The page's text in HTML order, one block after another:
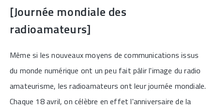
[Journée mondiale des
radioamateurs]
Même si les nouveaux moyens de communications issus
du monde numérique ont un peu fait pâlir l'image du radio
amateurisme, les radioamateurs ont leur journée mondiale.
Chaque 18 avril, on célèbre en effet l'anniversaire de la